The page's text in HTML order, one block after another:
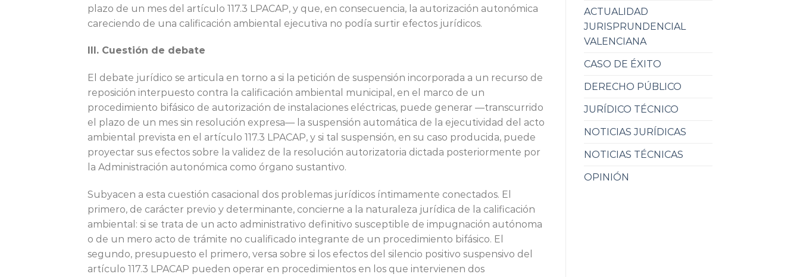
plazo de un mes del artículo 117.3 LPACAP, y que, en consecuencia, la autorización autonómica
careciendo de una calificación ambiental ejecutiva no podía surtir efectos jurídicos.
III. Cuestión de debate
El debate jurídico se articula en torno a si la petición de suspensión incorporada a un recurso de
reposición interpuesto contra la calificación ambiental municipal, en el marco de un
procedimiento bifásico de autorización de instalaciones eléctricas, puede generar —transcurrido
el plazo de un mes sin resolución expresa— la suspensión automática de la ejecutividad del acto
ambiental prevista en el artículo 117.3 LPACAP, y si tal suspensión, en su caso producida, puede
proyectar sus efectos sobre la validez de la resolución autorizatoria dictada posteriormente por
la Administración autonómica como órgano sustantivo.
Subyacen a esta cuestión casacional dos problemas jurídicos íntimamente conectados. El
primero, de carácter previo y determinante, concierne a la naturaleza jurídica de la calificación
ambiental: si se trata de un acto administrativo definitivo susceptible de impugnación autónoma
o de un mero acto de trámite no cualificado integrante de un procedimiento bifásico. El
segundo, presupuesto el primero, versa sobre si los efectos del silencio positivo suspensivo del
artículo 117.3 LPACAP pueden operar en procedimientos en los que intervienen dos
ACTUALIDAD
JURISPRUNDENCIAL
VALENCIANA
CASO DE ÉXITO
DERECHO PÚBLICO
JURÍDICO TÉCNICO
NOTICIAS JURÍDICAS
NOTICIAS TÉCNICAS
OPINIÓN